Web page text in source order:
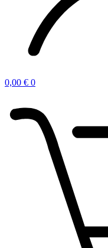
0,00 € 0